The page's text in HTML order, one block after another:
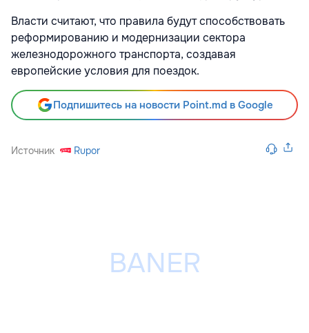
Власти считают, что правила будут способствовать
реформированию и модернизации сектора
железнодорожного транспорта, создавая
европейские условия для поездок.
Подпишитесь на новости Point.md в Google
Источник Rupor